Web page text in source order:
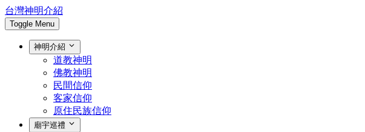
台灣神明介紹
Toggle Menu
神明介紹
道教神明
佛教神明
民間信仰
客家信仰
原住民族信仰
廟宇巡禮